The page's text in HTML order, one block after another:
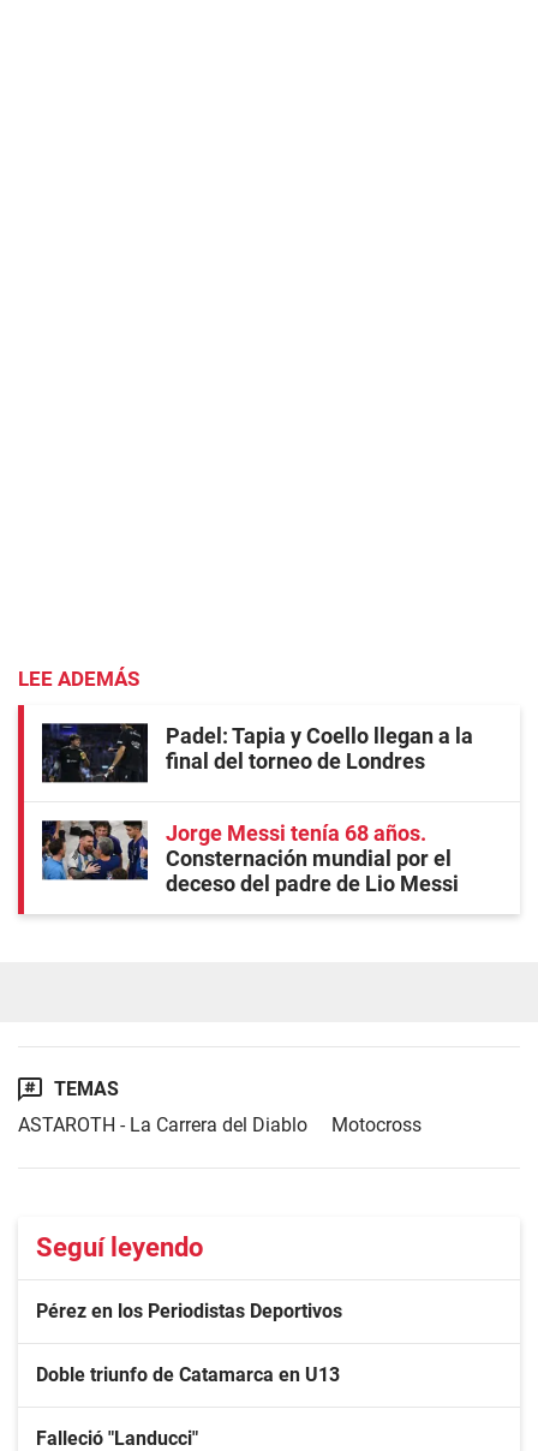
LEE ADEMÁS
Padel: Tapia y Coello llegan a la
final del torneo de Londres
Jorge Messi tenía 68 años
Consternación mundial por el
deceso del padre de Lio Messi
TEMAS
ASTAROTH - La Carrera del Diablo
Motocross
Seguí leyendo
Pérez en los Periodistas Deportivos
Doble triunfo de Catamarca en U13
Falleció "Landucci"